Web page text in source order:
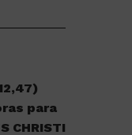
para
CHRISTI